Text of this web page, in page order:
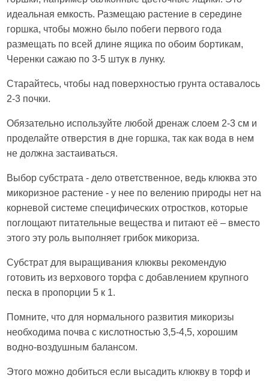
идеальная емкость. Размещаю растение в середине
горшка, чтобы можно было побеги первого года
размещать по всей длине ящика по обоим бортикам,
Черенки сажаю по 3-5 штук в лунку.
Старайтесь, чтобы над поверхностью грунта оставалось
2-3 почки.
Обязательно используйте любой дренаж слоем 2-3 см и
проделайте отверстия в дне горшка, так как вода в нем
не должна застаиваться.
Выбор субстрата - дело ответственное, ведь клюква это
микоризное растение - у нее по велению природы нет на
корневой системе специфических отростков, которые
поглощают питательные вещества и питают её – вместо
этого эту роль выполняет грибок микориза.
Субстрат для выращивания клюквы рекомендую
готовить из верхового торфа с добавлением крупного
песка в пропорции 5 к 1.
Помните, что для нормального развития микоризы
необходима почва с кислотностью 3,5-4,5, хорошим
водно-воздушным балансом.
Этого можно добиться если высадить клюкву в торф и